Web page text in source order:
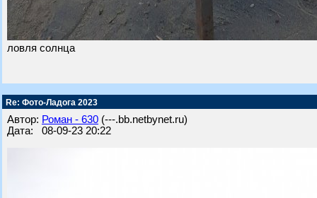
ловля солнца
Re: Фото-Ладога 2023
Автор: Роман - 630 (---.bb.netbynet.ru)
Дата: 08-09-23 20:22